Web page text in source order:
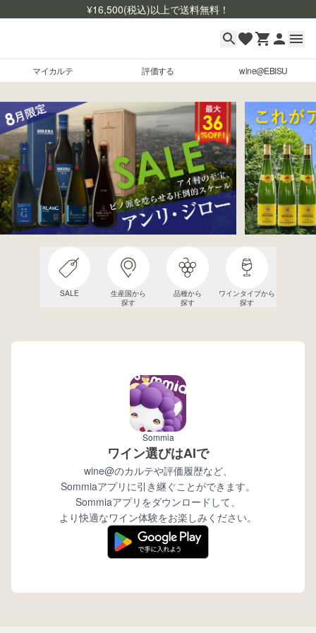
¥16,500(税込)以上で送料無料！
マイカルテ 評価する wine@EBISU
マイカルテ
評価する
wine@EBISU
商品検索
ログイン
ご利用ガイド
よくあるご質問
お問い合わせ
SALE
生産国から
探す
品種から
探す
ワインタイプから
探す
Sommia
ワイン選びはAIで
wine@のカルテや評価履歴など、
Sommiaアプリに引き継ぐことができます。
Sommiaアプリをダウンロードして、
より快適なワイン体験をお楽しみください。